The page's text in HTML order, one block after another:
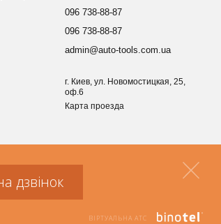
096 738-88-87
096 738-88-87
admin@auto-tools.com.ua
г. Киев, ул. Новомостицкая, 25,
оф.6
Карта проезда
дзвінок
ВІРТУАЛЬНА АТС